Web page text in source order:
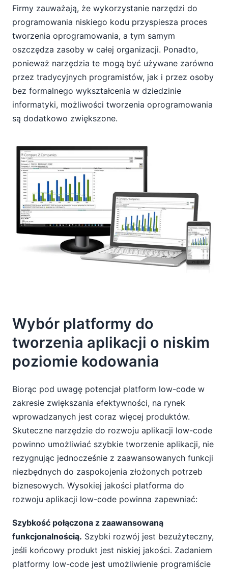
Firmy zauważają, że wykorzystanie narzędzi do
programowania niskiego kodu przyspiesza proces
tworzenia oprogramowania, a tym samym
oszczędza zasoby w całej organizacji. Ponadto,
ponieważ narzędzia te mogą być używane zarówno
przez tradycyjnych programistów, jak i przez osoby
bez formalnego wykształcenia w dziedzinie
informatyki, możliwości tworzenia oprogramowania
są dodatkowo zwiększone.
Wybór platformy do
tworzenia aplikacji o niskim
poziomie kodowania
Biorąc pod uwagę potencjał platform low-code w
zakresie zwiększania efektywności, na rynek
wprowadzanych jest coraz więcej produktów.
Skuteczne narzędzie do rozwoju aplikacji low-code
powinno umożliwiać szybkie tworzenie aplikacji, nie
rezygnując jednocześnie z zaawansowanych funkcji
niezbędnych do zaspokojenia złożonych potrzeb
biznesowych. Wysokiej jakości platforma do
rozwoju aplikacji low-code powinna zapewniać:
Szybkość połączona z zaawansowaną
funkcjonalnością. Szybki rozwój jest bezużyteczny,
jeśli końcowy produkt jest niskiej jakości. Zadaniem
platformy low-code jest umożliwienie programiście